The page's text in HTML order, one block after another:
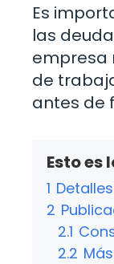
Es
las
empresa
de
antes de
Esto es
1
2
2.1
2.2